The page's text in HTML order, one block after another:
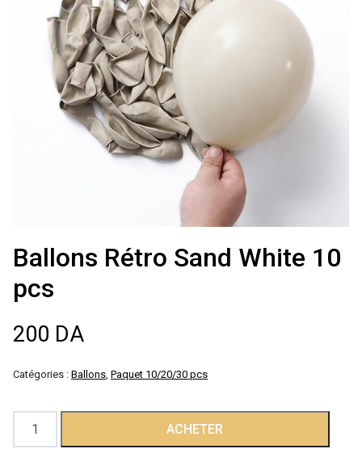
lumineuse
Décoration à
thème
Décoration de
Décoration de
table
Accessoires
Déguisements
Emballage
Ballons Rétro Sand White 10
pcs
200 DA
Catégories : Ballons Paquet 10/20/30 pcs
quantité
de
ACHETER